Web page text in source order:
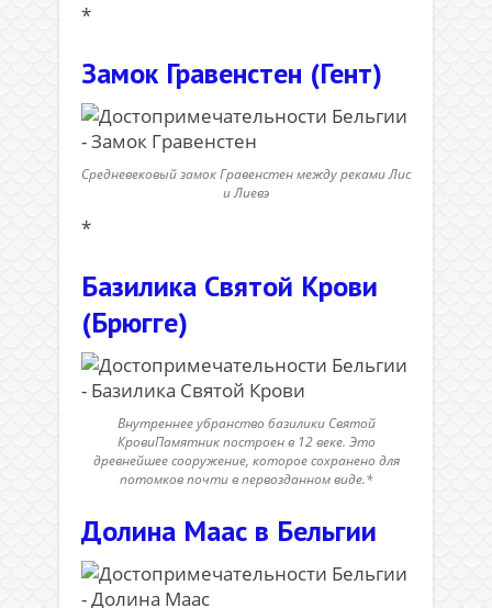
*
Замок Гравенстен (Гент)
Средневековый замок Гравенстен между реками Лис
и Лиевэ
*
Базилика Святой Крови
(Брюгге)
Внутреннее убранство базилики Святой
КровиПамятник построен в 12 веке. Это
древнейшее сооружение, которое сохранено для
потомков почти в первозданном виде.*
Долина Маас в Бельгии